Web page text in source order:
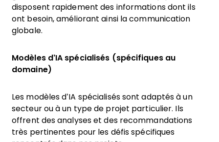
disposent rapidement des informations dont ils
ont besoin, améliorant ainsi la communication
globale.
Modèles d’IA spécialisés (spécifiques au
domaine)
Les modèles d’IA spécialisés sont adaptés à un
secteur ou à un type de projet particulier. Ils
offrent des analyses et des recommandations
très pertinentes pour les défis spécifiques